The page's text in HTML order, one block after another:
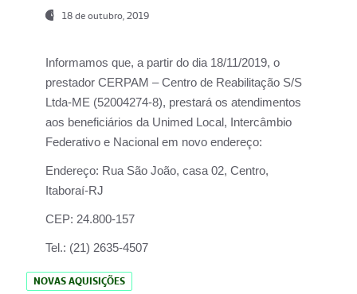
18 de outubro, 2019
Informamos que, a partir do dia 18/11/2019, o
prestador CERPAM – Centro de Reabilitação S/S
Ltda-ME (52004274-8), prestará os atendimentos
aos beneficiários da Unimed Local, Intercâmbio
Federativo e Nacional em novo endereço:
Endereço: Rua São João, casa 02, Centro,
Itaboraí-RJ
CEP: 24.800-157
Tel.: (21) 2635-4507
NOVAS AQUISIÇÕES